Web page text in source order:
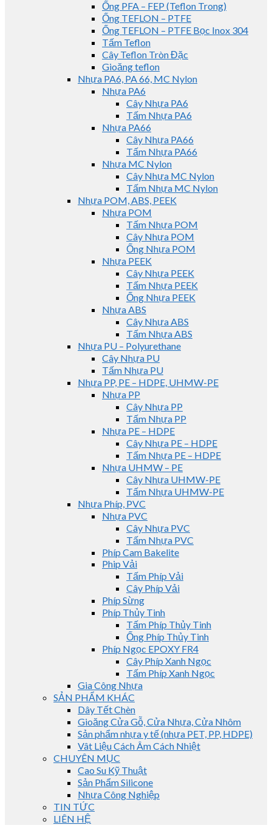
Ống PFA – FEP (Teflon Trong)
Ống TEFLON – PTFE
Ống TEFLON – PTFE Bọc Inox 304
Tấm Teflon
Cây Teflon Tròn Đặc
Gioăng teflon
Nhựa PA6, PA 66, MC Nylon
Nhựa PA6
Cây Nhựa PA6
Tấm Nhựa PA6
Nhựa PA66
Cây Nhựa PA66
Tấm Nhựa PA66
Nhựa MC Nylon
Cây Nhựa MC Nylon
Tấm Nhựa MC Nylon
Nhựa POM, ABS, PEEK
Nhựa POM
Tấm Nhựa POM
Cây Nhựa POM
Ống Nhựa POM
Nhựa PEEK
Cây Nhựa PEEK
Tấm Nhựa PEEK
Ống Nhựa PEEK
Nhựa ABS
Cây Nhựa ABS
Tấm Nhựa ABS
Nhựa PU – Polyurethane
Cây Nhựa PU
Tấm Nhựa PU
Nhựa PP, PE – HDPE, UHMW-PE
Nhựa PP
Cây Nhựa PP
Tấm Nhựa PP
Nhựa PE – HDPE
Cây Nhựa PE – HDPE
Tấm Nhựa PE – HDPE
Nhựa UHMW – PE
Cây Nhựa UHMW-PE
Tấm Nhựa UHMW-PE
Nhựa Phíp, PVC
Nhựa PVC
Cây Nhựa PVC
Tấm Nhựa PVC
Phíp Cam Bakelite
Phip Vải
Tấm Phíp Vải
Cây Phíp Vải
Phíp Sừng
Phíp Thủy Tinh
Tấm Phíp Thủy Tinh
Ống Phíp Thủy Tinh
Phíp Ngọc EPOXY FR4
Cây Phíp Xanh Ngọc
Tấm Phíp Xanh Ngọc
Gia Công Nhựa
SẢN PHẨM KHÁC
Dây Tết Chèn
Gioăng Cửa Gỗ, Cửa Nhựa, Cửa Nhôm
Sản phẩm nhựa y tế (nhựa PET, PP, HDPE)
Vât Liệu Cách Âm Cách Nhiệt
CHUYÊN MỤC
Cao Su Kỹ Thuật
Sản Phẩm Silicone
Nhựa Công Nghiệp
TIN TỨC
LIÊN HỆ